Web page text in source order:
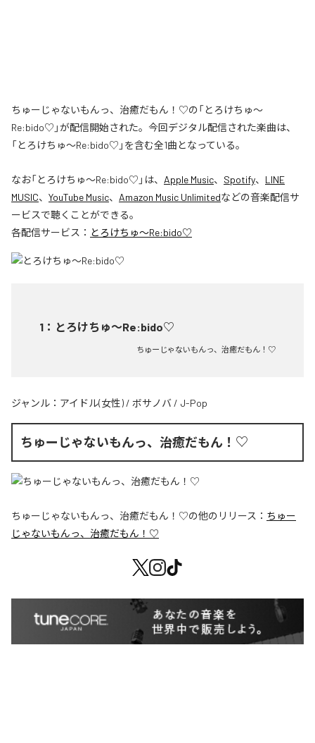
ちゅーじゃないもんっ、治癒だもん！♡の「とろけちゅ〜
Re:bido♡」が配信開始された。今回デジタル配信された楽曲は、
「とろけちゅ〜Re:bido♡」を含む全1曲となっている。
なお「とろけちゅ〜Re:bido♡ 」は、 Apple Music、 Spotify、 LINE
MUSIC、 YouTube Music、 Amazon Music Unlimitedなどの音楽配信サ
ービスで聴くことができる。
各配信サービス： とろけちゅ〜Re:bido♡
1 ： とろけちゅ〜Re:bido♡
ちゅーじゃないもんっ、治癒だもん！♡
ジャンル： アイドル(女性) / ボサノバ / J-Pop
ちゅーじゃないもんっ、治癒だもん！♡
ちゅーじゃないもんっ、治癒だもん！♡の他のリリース： ちゅー
じゃないもんっ、治癒だもん！♡